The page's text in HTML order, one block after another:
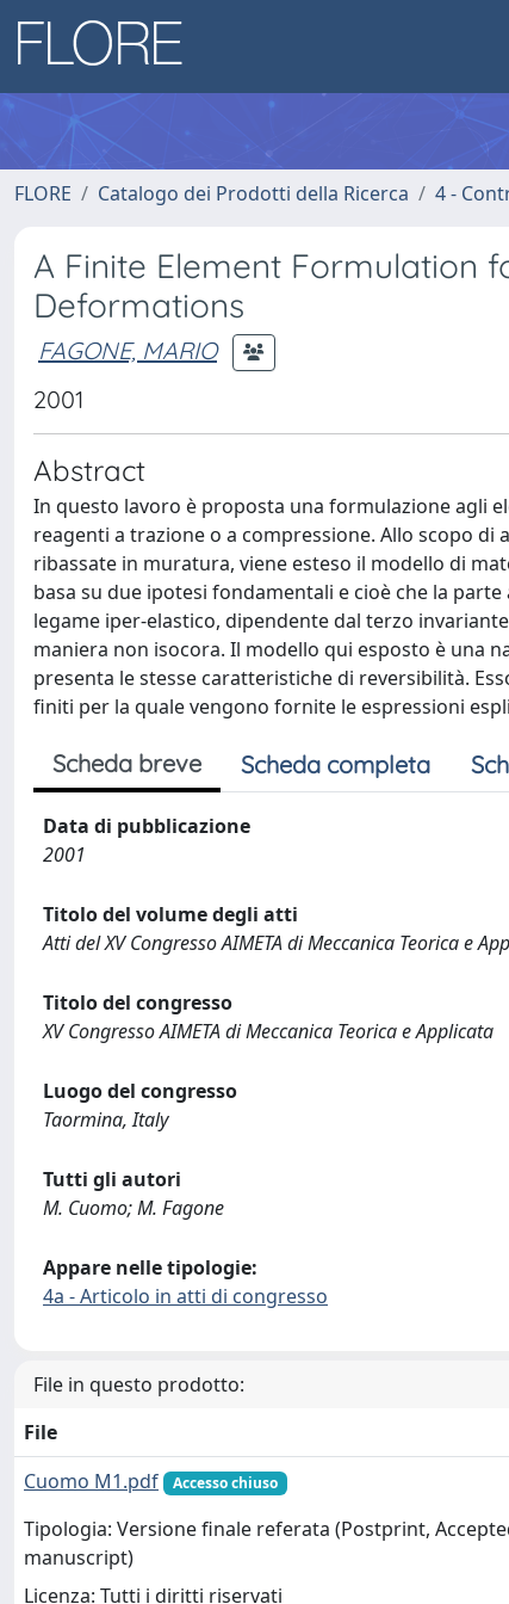
FLORE Catalogo dei Prodotti della Ricerca 4 -
A Finite Element Formulation
Deformations
FAGONE, MARIO
2001
Abstract
In questo lavoro è proposta una formulazione agli
reagenti a trazione o a compressione. Allo scopo
ribassate in muratura, viene esteso il modello di
basa su due ipotesi fondamentali e cioè che la
legame iper-elastico, dipendente dal terzo
maniera non isocora. Il modello qui esposto è una
presenta le stesse caratteristiche di reversibilità.
finiti per la quale vengono fornite le espressioni
Scheda breve Scheda completa
Data di pubblicazione
2001
Titolo del volume degli atti
Atti del XV Congresso AIMETA di Meccanica Teorica e
Titolo del congresso
XV Congresso AIMETA di Meccanica Teorica e Applicata
Luogo del congresso
Taormina, Italy
Tutti gli autori
M. Cuomo; M. Fagone
Appare nelle tipologie:
4a - Articolo in atti di congresso
File in questo prodotto:
File
Cuomo M1.pdf
Accesso chiuso
Tipologia: Versione finale referata (Postprint,
manuscript)
Licenza: Tutti i diritti riservati